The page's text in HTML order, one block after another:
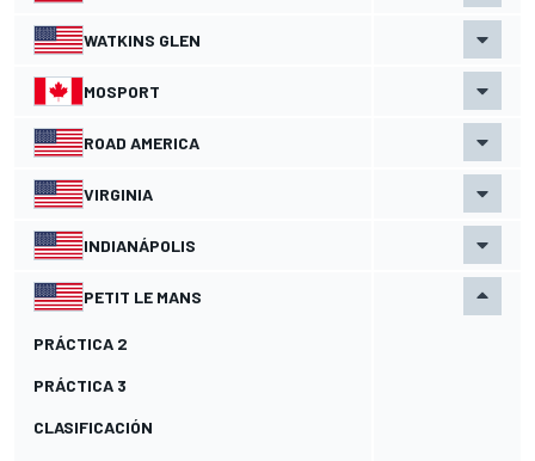
WATKINS GLEN
MOSPORT
ROAD AMERICA
VIRGINIA
INDIANÁPOLIS
PETIT LE MANS
PRÁCTICA 2
PRÁCTICA 3
CLASIFICACIÓN